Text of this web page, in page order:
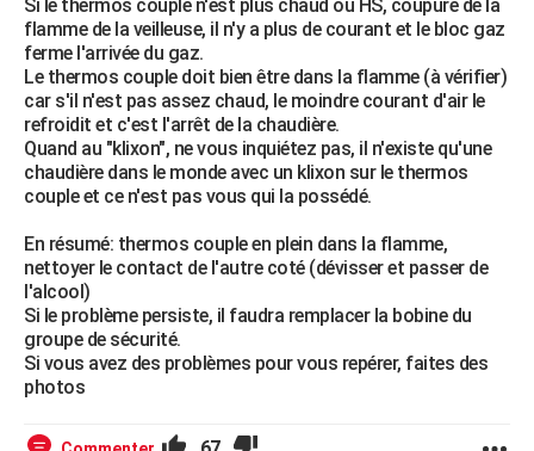
Si le thermos couple n'est plus chaud ou HS, coupure de la
flamme de la veilleuse, il n'y a plus de courant et le bloc gaz
ferme l'arrivée du gaz.
Le thermos couple doit bien être dans la flamme (à vérifier)
car s'il n'est pas assez chaud, le moindre courant d'air le
refroidit et c'est l'arrêt de la chaudière.
Quand au "klixon", ne vous inquiétez pas, il n'existe qu'une
chaudière dans le monde avec un klixon sur le thermos
couple et ce n'est pas vous qui la possédé.
En résumé: thermos couple en plein dans la flamme,
nettoyer le contact de l'autre coté (dévisser et passer de
l'alcool)
Si le problème persiste, il faudra remplacer la bobine du
groupe de sécurité.
Si vous avez des problèmes pour vous repérer, faites des
photos